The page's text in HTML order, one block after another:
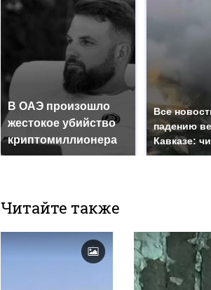
В ОАЭ произошло
жестокое убийство
криптомиллионера
Все
падению
Кавказе:
Читайте также